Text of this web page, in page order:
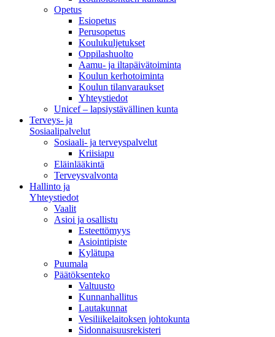
Opetus
Esiopetus
Perusopetus
Koulukuljetukset
Oppilashuolto
Aamu- ja iltapäivätoiminta
Koulun kerhotoiminta
Koulun tilanvaraukset
Yhteystiedot
Unicef – lapsiystävällinen kunta
Terveys- ja
Sosiaalipalvelut
Sosiaali- ja terveyspalvelut
Kriisiapu
Eläinlääkintä
Terveysvalvonta
Hallinto ja
Yhteystiedot
Vaalit
Asioi ja osallistu
Esteettömyys
Asiointipiste
Kylätupa
Puumala
Päätöksenteko
Valtuusto
Kunnanhallitus
Lautakunnat
Vesiliikelaitoksen johtokunta
Sidonnaisuusrekisteri